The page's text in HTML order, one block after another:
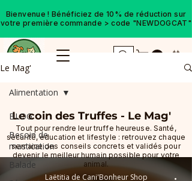
Bienvenue ! Bénéficiez de 10% de réduction sur
votre première commande > code "NEWDOGCAT"
Le Mag'
BLOG
Besoin de
mastication
Balade
Alimentation
Laëtitia de Cani'Bonheur Shop
Le coin des Truffes - Le Mag'
Tout pour rendre leur truffe heureuse. Santé,
sécurité, éducation et lifestyle : retrouvez chaque
semaine des conseils concrets et validés pour
devenir le meilleur humain possible pour votre
animal.